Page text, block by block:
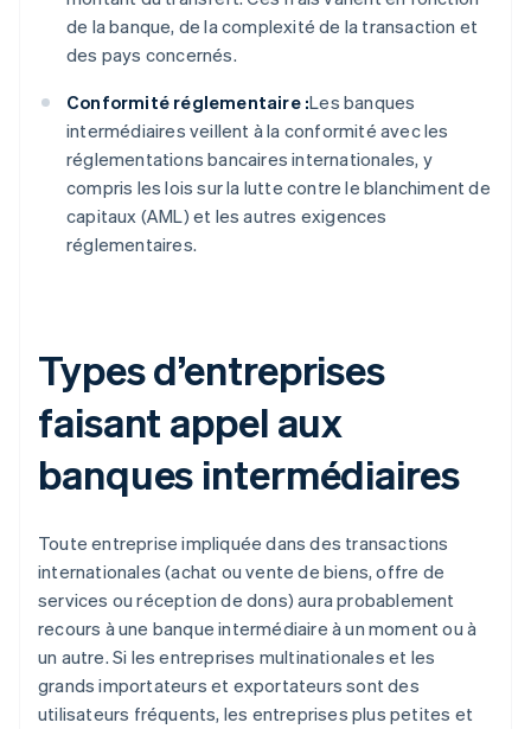
de la banque, de la complexité de la transaction et
des pays concernés.
Conformité réglementaire :Les banques
intermédiaires veillent à la conformité avec les
réglementations bancaires internationales, y
compris les lois sur la lutte contre le blanchiment de
capitaux (AML) et les autres exigences
réglementaires.
Types d’entreprises
faisant appel aux
banques intermédiaires
Toute entreprise impliquée dans des transactions
internationales (achat ou vente de biens, offre de
services ou réception de dons) aura probablement
recours à une banque intermédiaire à un moment ou à
un autre. Si les entreprises multinationales et les
grands importateurs et exportateurs sont des
utilisateurs fréquents, les entreprises plus petites et